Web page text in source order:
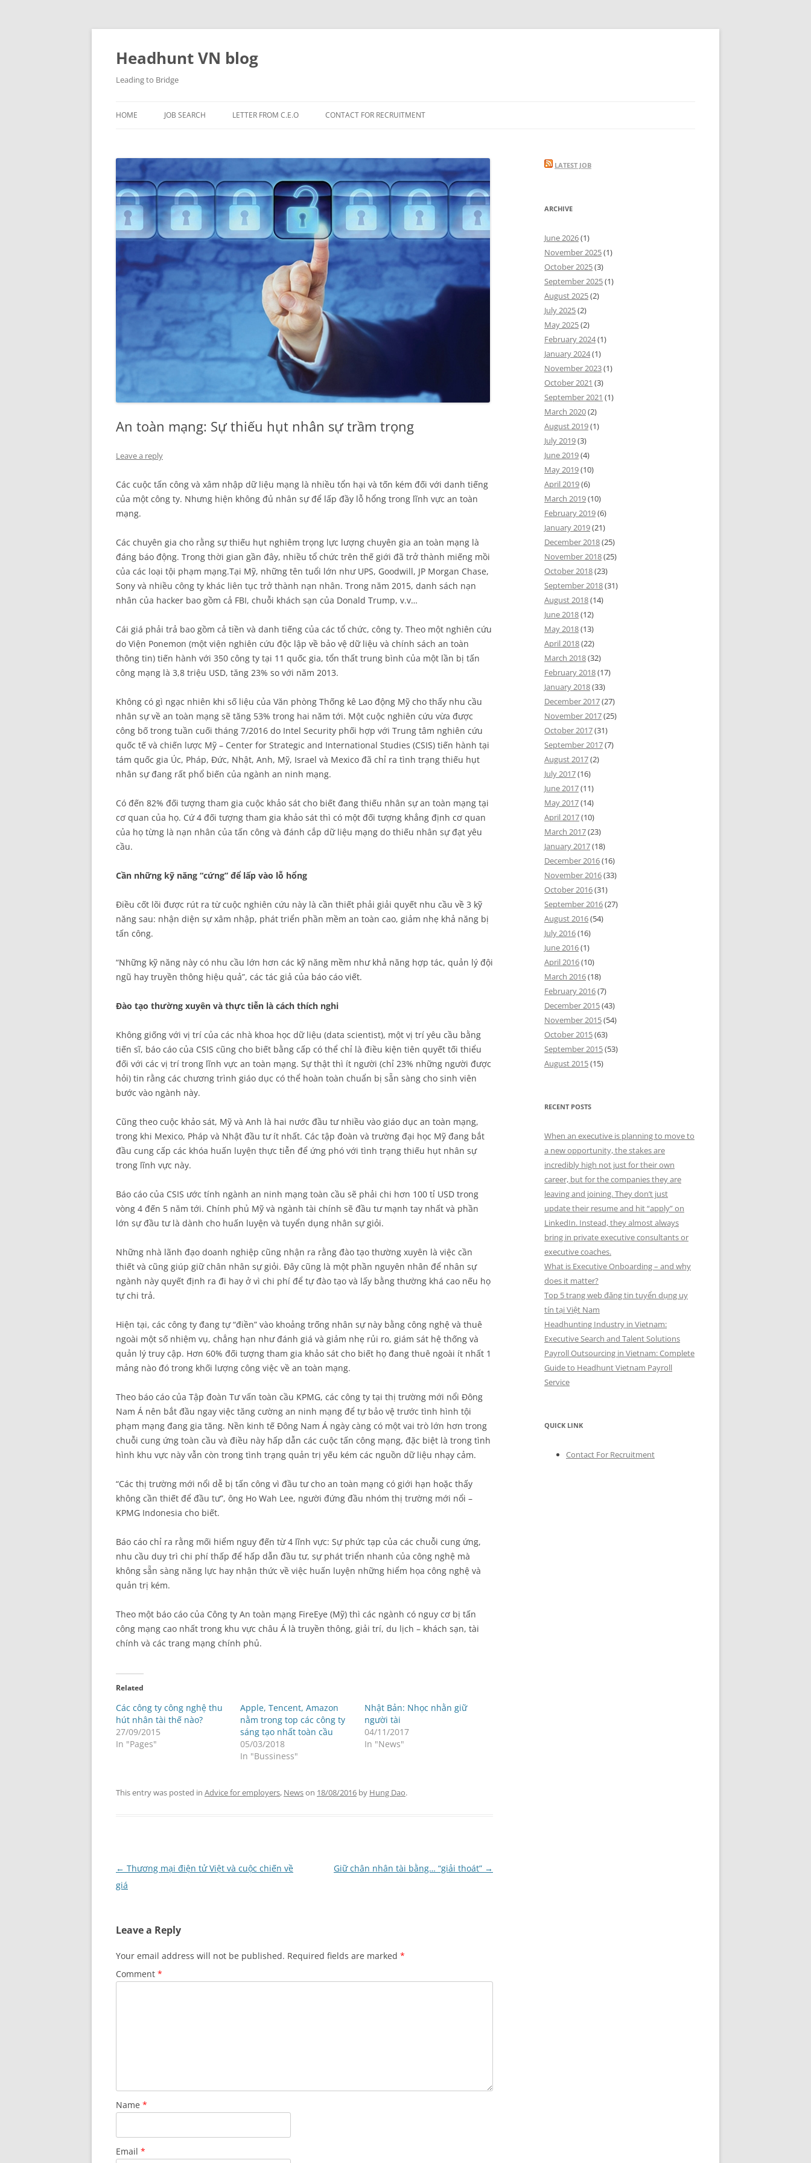
Skip
Headhunt VN blog
Leading to Bridge
HOME JOB SEARCH LETTER FROM C.E.O CONTACT FOR RECRUITMENT
An toàn mạng: Sự thiếu hụt nhân sự trầm trọng
Leave a reply
Các cuộc tấn công và xâm nhập dữ liệu mạng là nhiều tổn hại và tốn kém đối với danh tiếng
của một công ty. Nhưng hiện không đủ nhân sự để lấp đầy lỗ hổng trong lĩnh vực an toàn
mạng.
Các chuyên gia cho rằng sự thiếu hụt nghiêm trọng lực lượng chuyên gia an toàn mạng là
đáng báo động. Trong thời gian gần đây, nhiều tổ chức trên thế giới đã trở thành miếng mồi
của các loại tội phạm mạng.Tại Mỹ, những tên tuổi lớn như UPS, Goodwill, JP Morgan Chase,
Sony và nhiều công ty khác liên tục trở thành nạn nhân. Trong năm 2015, danh sách nạn
nhân của hacker bao gồm cả FBI, chuỗi khách sạn của Donald Trump, v.v…
Cái giá phải trả bao gồm cả tiền và danh tiếng của các tổ chức, công ty. Theo một nghiên cứu
do Viện Ponemon (một viện nghiên cứu độc lập về bảo vệ dữ liệu và chính sách an toàn
thông tin) tiến hành với 350 công ty tại 11 quốc gia, tổn thất trung bình của một lần bị tấn
công mạng là 3,8 triệu USD, tăng 23% so với năm 2013.
Không có gì ngạc nhiên khi số liệu của Văn phòng Thống kê Lao động Mỹ cho thấy nhu cầu
nhân sự về an toàn mạng sẽ tăng 53% trong hai năm tới. Một cuộc nghiên cứu vừa được
công bố trong tuần cuối tháng 7/2016 do Intel Security phối hợp với Trung tâm nghiên cứu
quốc tế và chiến lược Mỹ – Center for Strategic and International Studies (CSIS) tiến hành tại
tám quốc gia Úc, Pháp, Đức, Nhật, Anh, Mỹ, Israel và Mexico đã chỉ ra tình trạng thiếu hụt
nhân sự đang rất phổ biến của ngành an ninh mạng.
Có đến 82% đối tượng tham gia cuộc khảo sát cho biết đang thiếu nhân sự an toàn mạng tại
cơ quan của họ. Cứ 4 đối tượng tham gia khảo sát thì có một đối tượng khẳng định cơ quan
của họ từng là nạn nhân của tấn công và đánh cắp dữ liệu mạng do thiếu nhân sự đạt yêu
cầu.
Cần những kỹ năng “cứng” để lấp vào lỗ hổng
Điều cốt lõi được rút ra từ cuộc nghiên cứu này là cần thiết phải giải quyết nhu cầu về 3 kỹ
năng sau: nhận diện sự xâm nhập, phát triển phần mềm an toàn cao, giảm nhẹ khả năng bị
tấn công.
“Những kỹ năng này có nhu cầu lớn hơn các kỹ năng mềm như khả năng hợp tác, quản lý đội
ngũ hay truyền thông hiệu quả”, các tác giả của báo cáo viết.
Đào tạo thường xuyên và thực tiễn là cách thích nghi
Không giống với vị trí của các nhà khoa học dữ liệu (data scientist), một vị trí yêu cầu bằng
tiến sĩ, báo cáo của CSIS cũng cho biết bằng cấp có thể chỉ là điều kiện tiên quyết tối thiểu
đối với các vị trí trong lĩnh vực an toàn mạng. Sự thật thì ít người (chỉ 23% những người được
hỏi) tin rằng các chương trình giáo dục có thể hoàn toàn chuẩn bị sẵn sàng cho sinh viên
bước vào ngành này.
Cũng theo cuộc khảo sát, Mỹ và Anh là hai nước đầu tư nhiều vào giáo dục an toàn mạng,
trong khi Mexico, Pháp và Nhật đầu tư ít nhất. Các tập đoàn và trường đại học Mỹ đang bắt
đầu cung cấp các khóa huấn luyện thực tiễn để ứng phó với tình trạng thiếu hụt nhân sự
trong lĩnh vực này.
Báo cáo của CSIS ước tính ngành an ninh mạng toàn cầu sẽ phải chi hơn 100 tỉ USD trong
vòng 4 đến 5 năm tới. Chính phủ Mỹ và ngành tài chính sẽ đầu tư mạnh tay nhất và phần
lớn sự đầu tư là dành cho huấn luyện và tuyển dụng nhân sự giỏi.
Những nhà lãnh đạo doanh nghiệp cũng nhận ra rằng đào tạo thường xuyên là việc cần
thiết và cũng giúp giữ chân nhân sự giỏi. Đây cũng là một phần nguyên nhân để nhân sự
ngành này quyết định ra đi hay ở vì chi phí để tự đào tạo và lấy bằng thường khá cao nếu họ
tự chi trả.
Hiện tại, các công ty đang tự “điền” vào khoảng trống nhân sự này bằng công nghệ và thuê
ngoài một số nhiệm vụ, chẳng hạn như đánh giá và giảm nhẹ rủi ro, giám sát hệ thống và
quản lý truy cập. Hơn 60% đối tượng tham gia khảo sát cho biết họ đang thuê ngoài ít nhất 1
mảng nào đó trong khối lượng công việc về an toàn mạng.
Theo báo cáo của Tập đoàn Tư vấn toàn cầu KPMG, các công ty tại thị trường mới nổi Đông
Nam Á nên bắt đầu ngay việc tăng cường an ninh mạng để tự bảo vệ trước tình hình tội
phạm mạng đang gia tăng. Nền kinh tế Đông Nam Á ngày càng có một vai trò lớn hơn trong
chuỗi cung ứng toàn cầu và điều này hấp dẫn các cuộc tấn công mạng, đặc biệt là trong tình
hình khu vực này vẫn còn trong tình trạng quản trị yếu kém các nguồn dữ liệu nhạy cảm.
“Các thị trường mới nổi dễ bị tấn công vì đầu tư cho an toàn mạng có giới hạn hoặc thấy
không cần thiết để đầu tư”, ông Ho Wah Lee, người đứng đầu nhóm thị trường mới nổi –
KPMG Indonesia cho biết.
Báo cáo chỉ ra rằng mối hiểm nguy đến từ 4 lĩnh vực: Sự phức tạp của các chuỗi cung ứng,
nhu cầu duy trì chi phí thấp để hấp dẫn đầu tư, sự phát triển nhanh của công nghệ mà
không sẵn sàng năng lực hay nhận thức về việc huấn luyện những hiểm họa công nghệ và
quản trị kém.
Theo một báo cáo của Công ty An toàn mạng FireEye (Mỹ) thì các ngành có nguy cơ bị tấn
công mạng cao nhất trong khu vực châu Á là truyền thông, giải trí, du lịch – khách sạn, tài
chính và các trang mạng chính phủ.
Related
Các công ty công nghệ thu
hút nhân tài thế nào?
27/09/2015
In "Pages"
Apple, Tencent, Amazon
nằm trong top các công ty
sáng tạo nhất toàn cầu
05/03/2018
In "Bussiness"
Nhật Bản: Nhọc nhằn giữ
người tài
04/11/2017
In "News"
This entry was posted in Advice for employers, Newson 18/08/2016 by Hung Dao.
Post
navigation
← Thương mại điện tử Việt và cuộc chiến về
giá
Giữ chân nhân tài bằng… “giải thoát” →
Leave a Reply
Your email address will not be published. Required fields are marked *
Comment *
Name *
Email *
LATEST JOB
ARCHIVE
June 2026(1)
November 2025(1)
October 2025(3)
September 2025(1)
August 2025(2)
July 2025(2)
May 2025(2)
February 2024(1)
January 2024(1)
November 2023(1)
October 2021 (3)
September 2021 (1)
March 2020(2)
August 2019(1)
July 2019(3)
June 2019(4)
May 2019(10)
April 2019(6)
March 2019(10)
February 2019(6)
January 2019(21)
December 2018(25)
November 2018(25)
October 2018(23)
September 2018(31)
August 2018(14)
June 2018(12)
May 2018(13)
April 2018(22)
March 2018(32)
February 2018(17)
January 2018(33)
December 2017(27)
November 2017(25)
October 2017(31)
September 2017(7)
August 2017(2)
July 2017(16)
June 2017(11)
May 2017(14)
April 2017(10)
March 2017(23)
January 2017(18)
December 2016(16)
November 2016(33)
October 2016(31)
September 2016(27)
August 2016(54)
July 2016(16)
June 2016(1)
April 2016(10)
March 2016(18)
February 2016(7)
December 2015(43)
November 2015(54)
October 2015(63)
September 2015(53)
August 2015(15)
RECENT POSTS
When an executive is planning to move to
a new opportunity, the stakes are
incredibly high not just for their own
career, but for the companies they are
leaving and joining. They don’t just
update their resume and hit “apply” on
LinkedIn. Instead, they almost always
bring in private executive consultants or
executive coaches.
What is Executive Onboarding – and why
does it matter?
Top 5 trang web đăng tin tuyển dụng uy
tín tại Việt Nam
Headhunting Industry in Vietnam:
Executive Search and Talent Solutions
Payroll Outsourcing in Vietnam: Complete
Guide to Headhunt Vietnam Payroll
Service
QUICK LINK
Contact For Recruitment